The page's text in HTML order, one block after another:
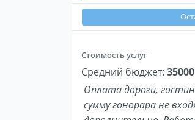
Стоимость услуг
Средний бюджет: 35000
Оплата дороги,
сумму гонорара не